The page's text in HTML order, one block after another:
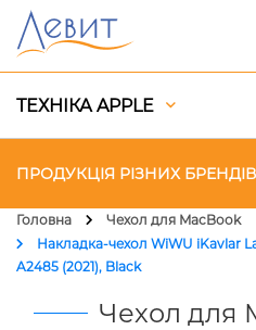
ТЕХНІКА APPLE
ПРОДУКЦІЯ РІЗНИХ БРЕНДІВ
Чохли
Акустика
Головна
Чехол для MacBook
Накладка-чехол WiWU iKavlar
A2485 (2021), Black
Чехол для